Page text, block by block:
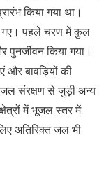
किया गया था।
गए। पहले चरण में कुल
किया गया।
और बावड़ियों की
जल संरक्षण से जुड़ी अन्य
में भूजल स्तर में
अतिरिक्त जल भी